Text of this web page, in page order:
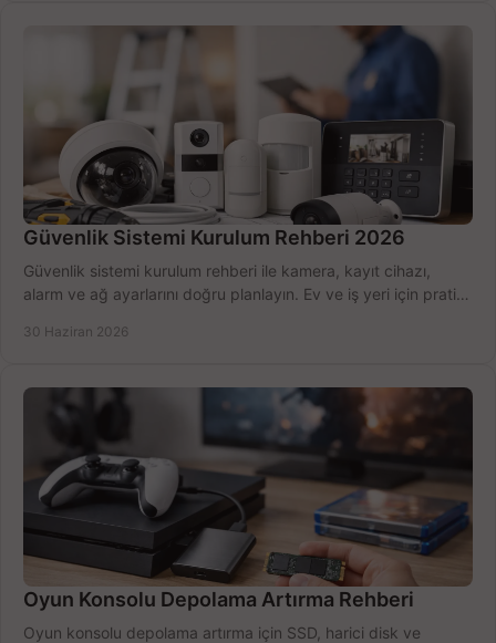
Güvenlik Sistemi Kurulum Rehberi 2026
Güvenlik sistemi kurulum rehberi ile kamera, kayıt cihazı,
alarm ve ağ ayarlarını doğru planlayın. Ev ve iş yeri için pratik
30 Haziran 2026
Oyun Konsolu Depolama Artırma Rehberi
Oyun konsolu depolama artırma için SSD, harici disk ve